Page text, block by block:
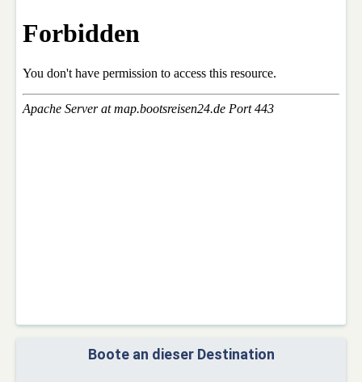
Boote an dieser Destination